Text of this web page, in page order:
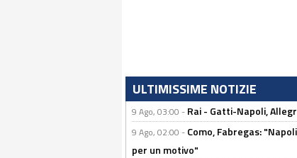
ULTIMISSIME NOTIZIE
9 Ago, 03:00 - Rai - Gatti-Napoli,
9 Ago, 02:00 - Como, Fabregas:
per un motivo"